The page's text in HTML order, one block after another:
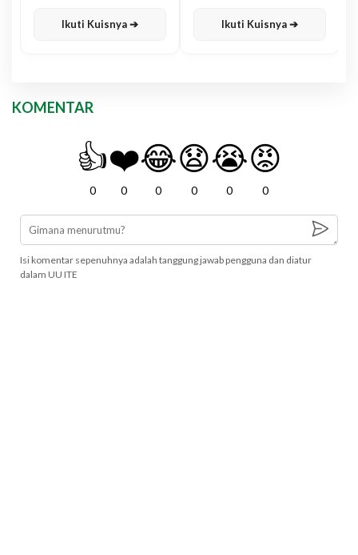
Ikuti Kuisnya ➔ Ikuti Kuisnya ➔
KOMENTAR
👍
0
❤️
0
😂
0
😧
0
😭
0
😡
0
Isi komentar sepenuhnya adalah tanggung jawab pengguna dan diatur
dalam UU ITE